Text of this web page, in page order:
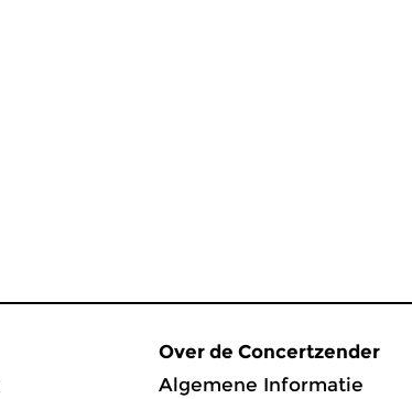
Over de Concertzender
Algemene Informatie